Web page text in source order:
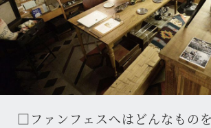
□ファンフェスへはどんなもの